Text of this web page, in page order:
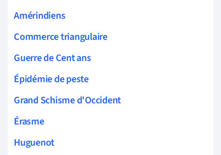
Amérindiens
Commerce triangulaire
Guerre de Cent ans
Épidémie de peste
Grand Schisme d'Occident
Érasme
Huguenot